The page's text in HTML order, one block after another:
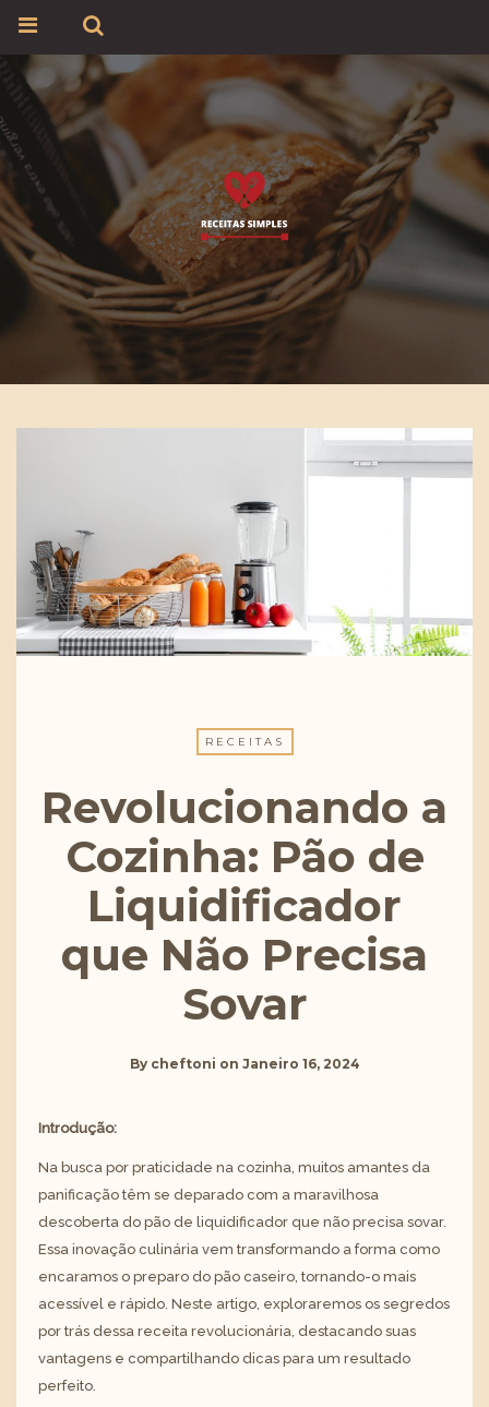
RECEITAS
Revolucionando a
Cozinha: Pão de
Liquidificador
que Não Precisa
Sovar
By cheftoni on Janeiro 16, 2024
Introdução:
Na busca por praticidade na cozinha, muitos amantes da
panificação têm se deparado com a maravilhosa
descoberta do pão de liquidificador que não precisa sovar.
Essa inovação culinária vem transformando a forma como
encaramos o preparo do pão caseiro, tornando-o mais
acessível e rápido. Neste artigo, exploraremos os segredos
por trás dessa receita revolucionária, destacando suas
vantagens e compartilhando dicas para um resultado
perfeito.